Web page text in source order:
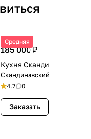
Средняя
185 000 ₽
Кухня Сканди
Скандинавский
4.7 0
Заказать